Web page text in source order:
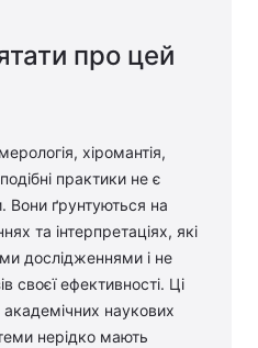
Регіони
Статті
Думки
про цей
хіромантія,
практики не є
Вони ґрунтуються на
та інтерпретаціях, які
дослідженнями і не
своєї ефективності. Ці
наукових
нерідко мають